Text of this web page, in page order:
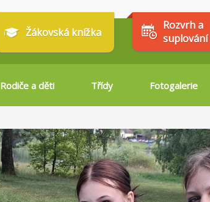
Žákovská knížka
Rozvrh a
suplování
Rodiče a děti Třídy Fotogalerie